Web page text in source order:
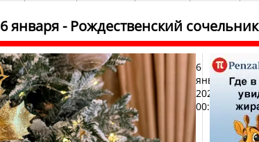
6 января - Рождественский сочельник
6
января
2026,
00:01